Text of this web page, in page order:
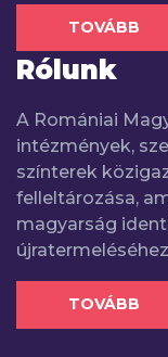
TOVÁBB
Rólunk
A Romániai
intézmények,
színterek
felleltározása,
magyarság
TOVÁBB